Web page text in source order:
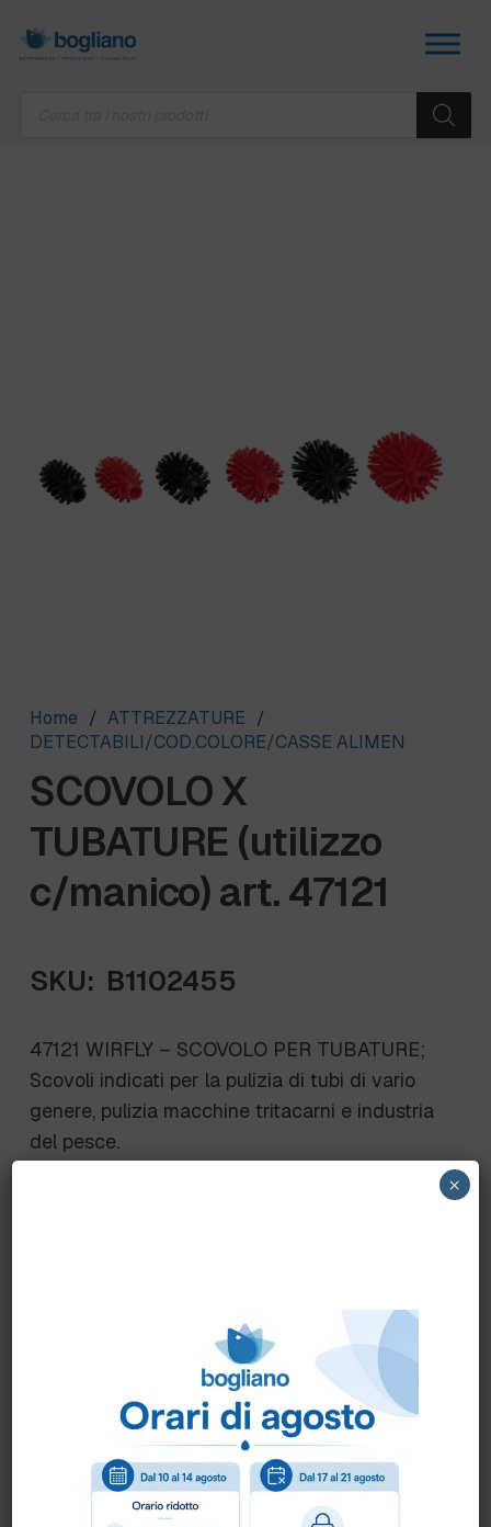
Home / ATTREZZATURE /
DETECTABILI/COD.COLORE/CASSE ALIMEN
SCOVOLO X
TUBATURE (utilizzo
c/manico) art. 47121
SKU: B1102455
47121 WIRFLY – SCOVOLO PER TUBATURE;
Scovoli indicati per la pulizia di tubi di vario
genere, pulizia macchine tritacarni e industria
del pesce.
Come ordinare?
Puoi ordinare chiamando al0172 478161oppure
scrivendo una mail a
info@bogliano.it.
×